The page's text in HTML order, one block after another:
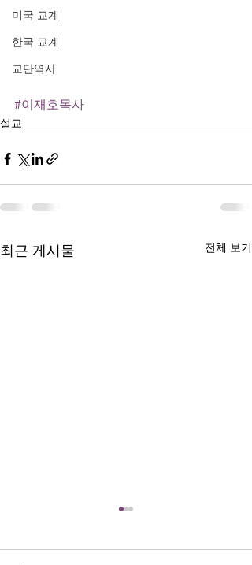
미국 교계
한국 교계
교단역사
#이재호목사
설교
최근 게시물 전체 보기
쓰러지는데는 이유가 있다 (사